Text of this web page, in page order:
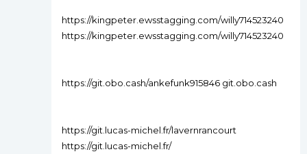
https://kingpeter.ewsstagging.com/willy714523240
https://kingpeter.ewsstagging.com/willy714523240
https://git.obo.cash/ankefunk915846 git.obo.cash
https://git.lucas-michel.fr/lavernrancourt
https://git.lucas-michel.fr/